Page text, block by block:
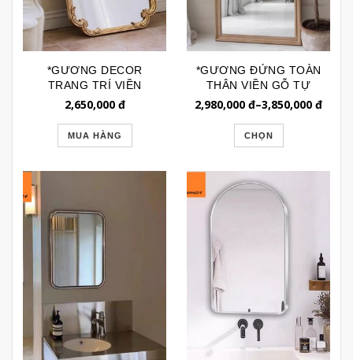
*GƯƠNG DECOR
TRANG TRÍ VIỀN
ĐỒNG KIỂU PHÁP CAO
2,650,000đ
MUA HÀNG
*GƯƠNG ĐỨNG TOÀN
THÂN VIỀN GỖ TỰ
NHIÊN SIZE LỚN
2,980,000 đ–3,850,000 đ
CHỌN